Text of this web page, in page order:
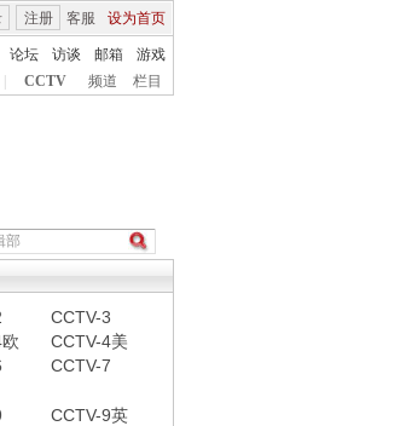
客服 设为首页
注册
论坛 访谈 邮箱
游戏
CCTV 频道 栏目
CCTV-3
CCTV-4美
CCTV-7
CCTV-9英